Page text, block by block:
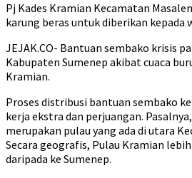
Pj Kades Kramian Kecamatan
karung beras untuk diberikan kepada
JEJAK.CO- Bantuan sembako krisis
Kabupaten Sumenep akibat cuaca
Kramian.
Proses distribusi bantuan sembako
kerja ekstra dan perjuangan.
merupakan pulau yang ada di utara
Secara geografis, Pulau Kramian
daripada ke Sumenep.